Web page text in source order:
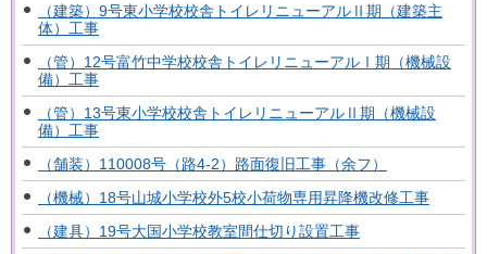
（建築）9号東小学校校舎トイレリニューアルⅡ期（建築主
体）工事
（管）12号富竹中学校校舎トイレリニューアルⅠ期（機械設
備）工事
（管）13号東小学校校舎トイレリニューアルⅡ期（機械設
備）工事
（舗装）110008号（路4-2）路面復旧工事（余フ）
（機械）18号山城小学校外5校小荷物専用昇降機改修工事
（建具）19号大国小学校教室間仕切り設置工事